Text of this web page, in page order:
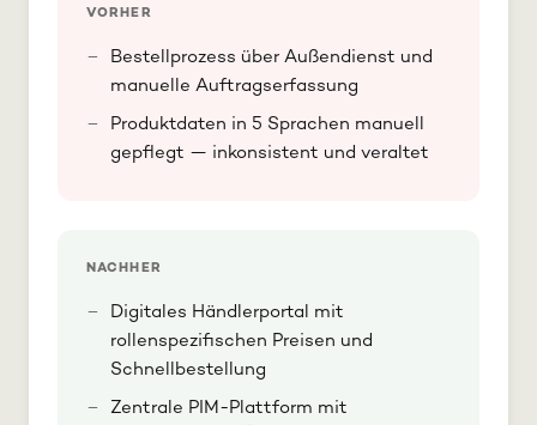
VORHER
Bestellprozess über Außendienst und
manuelle Auftragserfassung
Produktdaten in 5 Sprachen manuell
gepflegt — inkonsistent und veraltet
NACHHER
Digitales Händlerportal mit
rollenspezifischen Preisen und
Schnellbestellung
Zentrale PIM-Plattform mit